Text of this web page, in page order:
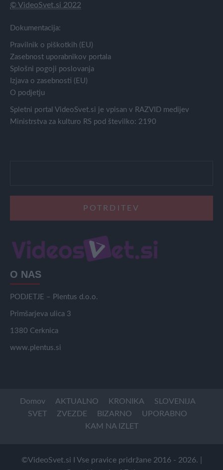
© VideoSvet.si 2022
Dokumentacija:
Pravilnik o piškotkih (EU)
Zasebnost uporabnikov portala
Splošni pogoji poslovanja
Izjava o zasebnosti (EU)
O podjetju
Spletni portal VideoSvet.si je vpisan v RAZVID medijev
Ministrstva za kulturo RS pod številko: 2190
O NAS
PODJETJE – Plentus d.o.o.
Primšarjeva ulica 3
1380 Cerknica
www.plentus.si
Domov AKTUALNO KRONIKA
SLOVENIJA
SVET
ZVEZDE BIZARNO
UPORABNO
KAM NA IZLET
©VideoSvet.si I Vse pravice pridržane 2016 - 2026.